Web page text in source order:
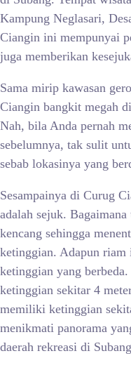
Kampung Neglasari,
Ciangin ini mempunyai
juga memberikan
Sama mirip kawasan
Ciangin bangkit megah
Nah, bila Anda pernah
sebelumnya, tak sulit
sebab lokasinya yang
Sesampainya di Curug
adalah sejuk.
kencang sehingga
ketinggian. Adapun riam
ketinggian yang
ketinggian sekitar 4
memiliki ketinggian
menikmati panorama
daerah rekreasi di